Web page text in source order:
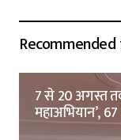
7 से 20 अगस्त
महाअभियान’,